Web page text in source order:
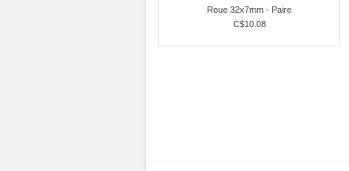
Roue 32x7mm - Paire
C$10.08